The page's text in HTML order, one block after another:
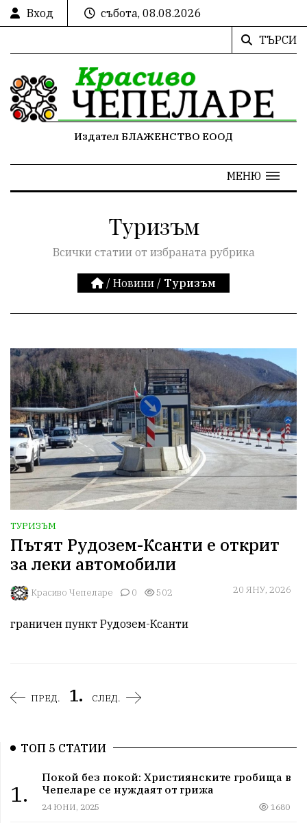
Вход
събота, 08.08.2026
ТЪРСИ
Издател БЛАЖЕНСТВО ЕООД
МЕНЮ
Туризъм
Всички статии от избраната рубрика
/ Новини / Туризъм
ТУРИЗЪМ
Пътят Рудозем-Ксанти е открит
за леки автомобили
Красиво Чепеларе 0 502 20 ЯНУ, 2026
граничен пункт Рудозем-Ксанти
ПРЕД. 1. СЛЕД.
ТОП 5 СТАТИИ
1.
Покой без покой: Християнските гробища в
Чепеларе се нуждаят от грижа
24 ЮНИ, 2025 1680